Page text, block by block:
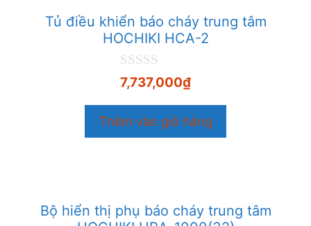
Tủ điều khiển báo cháy trung tâm
HOCHIKI HCA-2
0
n
g
o
à
i
7,737,000₫
Thêm vào giỏ hàng
Bộ hiển thị phụ báo cháy trung tâm